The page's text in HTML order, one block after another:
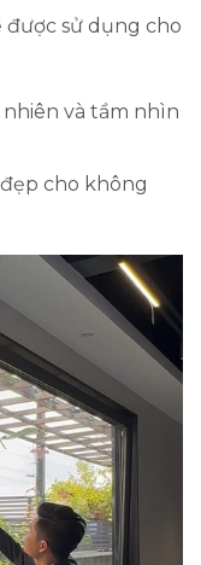
sử dụng cho
và tầm nhìn
cho không